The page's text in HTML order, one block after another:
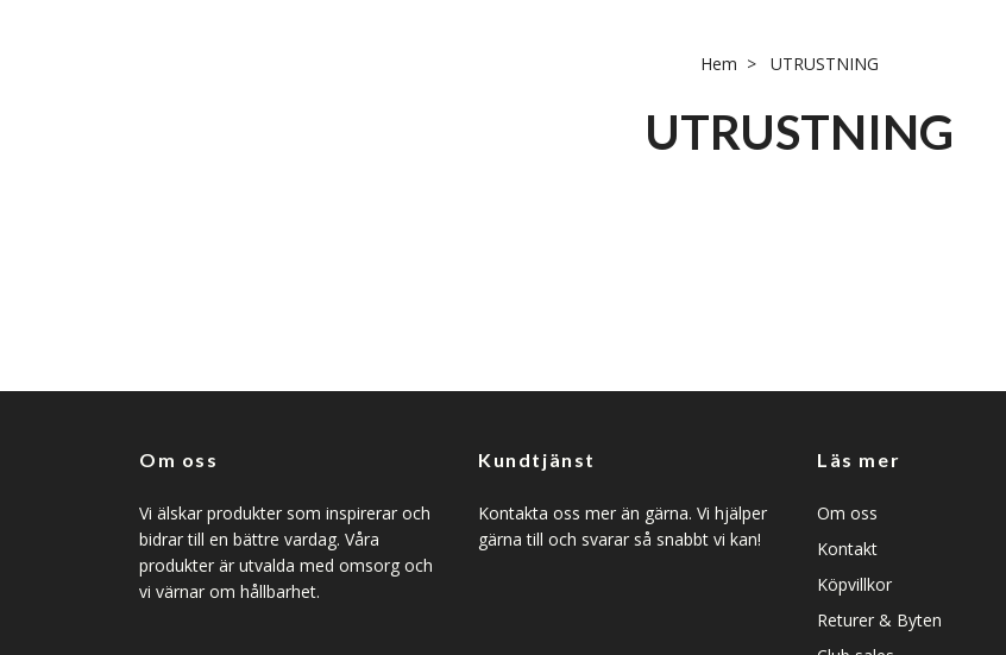
Hem UTRUSTNING
UTRUSTNING
Om oss
Vi älskar produkter som inspirerar och
bidrar till en bättre vardag. Våra
produkter är utvalda med omsorg och
vi värnar om hållbarhet.
Kundtjänst
Kontakta oss mer än gärna. Vi hjälper
gärna till och svarar så snabbt vi kan!
Läs mer
Om oss
Kontakt
Köpvillkor
Returer & Byten